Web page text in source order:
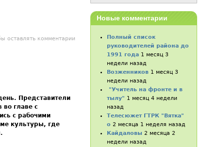
если очень этого захотеть
оставлять комментарии
Представители
во главе с
с рабочими
культуры, где
Новые комментарии
Полный список
руководителей района до
1991 года 1 месяц 3
недели назад
Возженников 1 месяц 3
недели назад
"Учитель на фронте и в
тылу" 1 месяц 4 недели
назад
Телесюжет ГТРК "Вятка"
о 2 месяца 1 неделя назад
Кайдаловы 2 месяца 2
недели назад